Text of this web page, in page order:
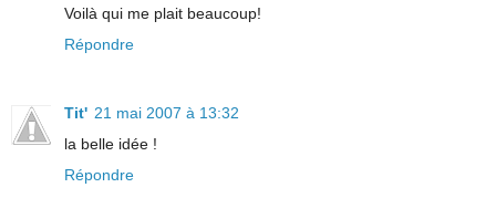
Voilà qui me plait beaucoup!
Répondre
Tit' 21 mai 2007 à 13:32
la belle idée !
Répondre